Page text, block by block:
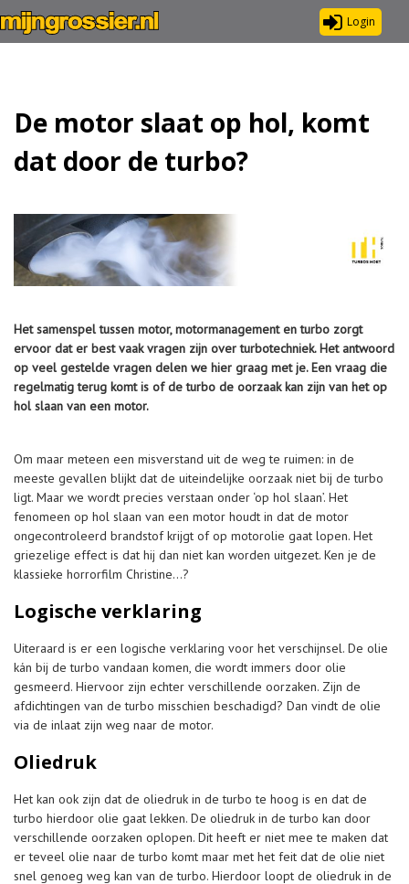
Login
De motor slaat op hol, komt
dat door de turbo?
Het samenspel tussen motor, motormanagement en turbo zorgt
ervoor dat er best vaak vragen zijn over turbotechniek. Het antwoord
op veel gestelde vragen delen we hier graag met je. Een vraag die
regelmatig terug komt is of de turbo de oorzaak kan zijn van het op
hol slaan van een motor.
Om maar meteen een misverstand uit de weg te ruimen: in de
meeste gevallen blijkt dat de uiteindelijke oorzaak niet bij de turbo
ligt. Maar we wordt precies verstaan onder ‘op hol slaan’. Het
fenomeen op hol slaan van een motor houdt in dat de motor
ongecontroleerd brandstof krijgt of op motorolie gaat lopen. Het
griezelige effect is dat hij dan niet kan worden uitgezet. Ken je de
klassieke horrorfilm Christine…?
Logische verklaring
Uiteraard is er een logische verklaring voor het verschijnsel. De olie
kán bij de turbo vandaan komen, die wordt immers door olie
gesmeerd. Hiervoor zijn echter verschillende oorzaken. Zijn de
afdichtingen van de turbo misschien beschadigd? Dan vindt de olie
via de inlaat zijn weg naar de motor.
Oliedruk
Het kan ook zijn dat de oliedruk in de turbo te hoog is en dat de
turbo hierdoor olie gaat lekken. De oliedruk in de turbo kan door
verschillende oorzaken oplopen. Dit heeft er niet mee te maken dat
er teveel olie naar de turbo komt maar met het feit dat de olie niet
snel genoeg weg kan van de turbo. Hierdoor loopt de oliedruk in de